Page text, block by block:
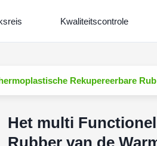
Kwaliteitscontrole
Rekupereerbare
Het multi
Rubber van de